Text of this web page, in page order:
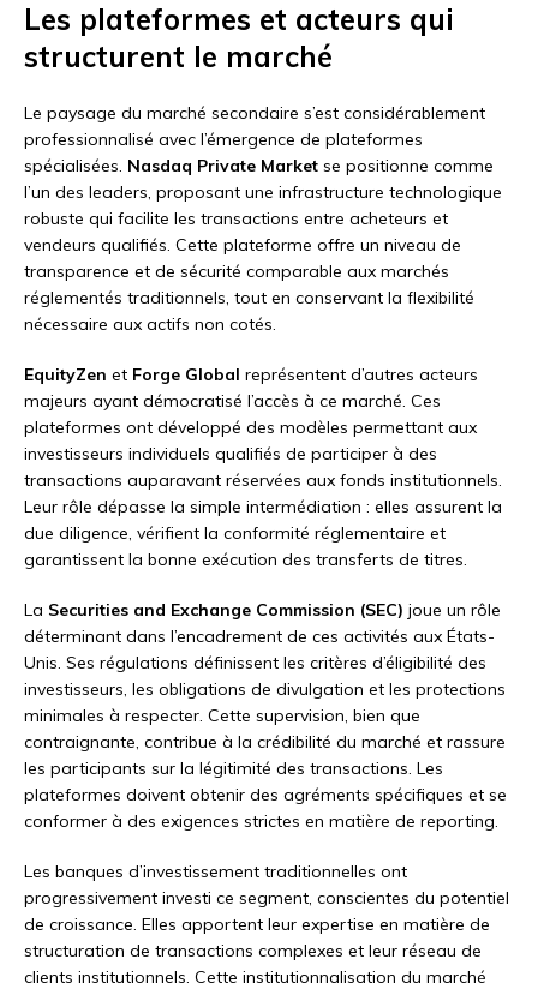
Les plateformes et acteurs qui
structurent le marché
Le paysage du marché secondaire s’est considérablement
professionnalisé avec l’émergence de plateformes
spécialisées. Nasdaq Private Market se positionne comme
l’un des leaders, proposant une infrastructure technologique
robuste qui facilite les transactions entre acheteurs et
vendeurs qualifiés. Cette plateforme offre un niveau de
transparence et de sécurité comparable aux marchés
réglementés traditionnels, tout en conservant la flexibilité
nécessaire aux actifs non cotés.
EquityZen et Forge Global représentent d’autres acteurs
majeurs ayant démocratisé l’accès à ce marché. Ces
plateformes ont développé des modèles permettant aux
investisseurs individuels qualifiés de participer à des
transactions auparavant réservées aux fonds institutionnels.
Leur rôle dépasse la simple intermédiation : elles assurent la
due diligence, vérifient la conformité réglementaire et
garantissent la bonne exécution des transferts de titres.
La Securities and Exchange Commission (SEC) joue un rôle
déterminant dans l’encadrement de ces activités aux États-
Unis. Ses régulations définissent les critères d’éligibilité des
investisseurs, les obligations de divulgation et les protections
minimales à respecter. Cette supervision, bien que
contraignante, contribue à la crédibilité du marché et rassure
les participants sur la légitimité des transactions. Les
plateformes doivent obtenir des agréments spécifiques et se
conformer à des exigences strictes en matière de reporting.
Les banques d’investissement traditionnelles ont
progressivement investi ce segment, conscientes du potentiel
de croissance. Elles apportent leur expertise en matière de
structuration de transactions complexes et leur réseau de
clients institutionnels. Cette institutionnalisation du marché